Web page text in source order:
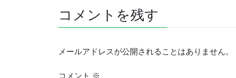
コメントを残す
メールアドレスが公開されることはありません。
コメント ※